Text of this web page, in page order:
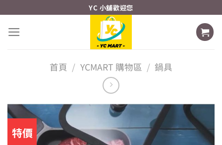
content
YC 小舖歡迎您
首頁 / YCMART 購物區 / 鍋具
特價